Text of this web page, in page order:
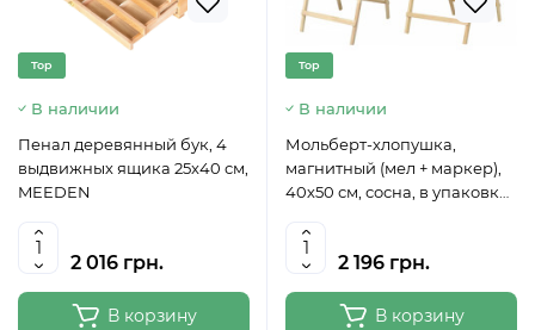
Top
В наличии
Пенал деревянный бук, 4
выдвижных ящика 25x40 см,
MEEDEN
2 016 грн.
В корзину
Top
В наличии
Мольберт-хлопушка,
магнитный (мел + маркер),
40х50 см, сосна, в упаковке,
2 196 грн.
В корзину